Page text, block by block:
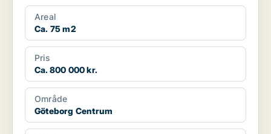
Areal
Ca. 75 m2
Pris
Ca. 800 000 kr.
Område
Göteborg Centrum